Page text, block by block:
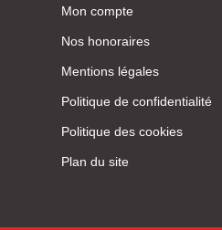
Mon compte
Nos honoraires
Mentions légales
Politique de confidentialité
Politique des cookies
Plan du site